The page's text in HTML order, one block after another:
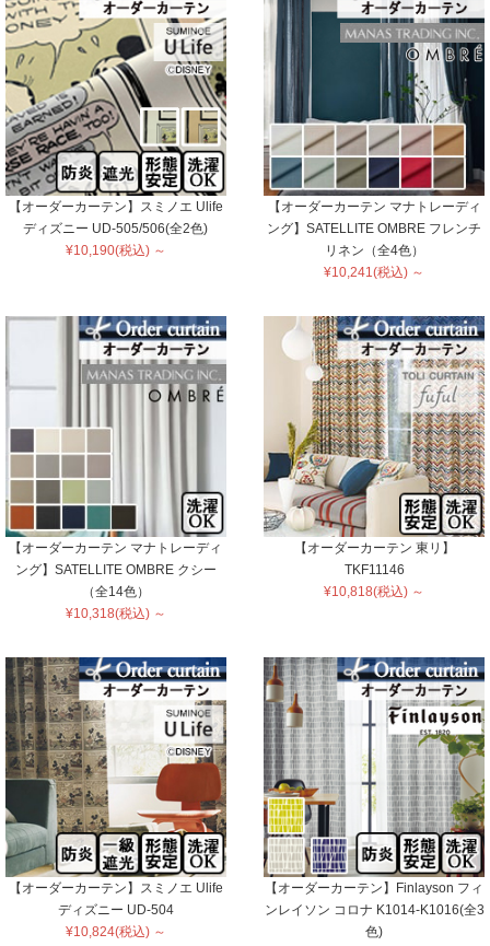
【オーダーカーテン】スミノエ Ulife
ディズニー UD-505/506(全2色)
¥10,190(税込) ～
【オーダーカーテン マナトレーディ
ング】SATELLITE OMBRE フレンチ
リネン（全4色）
¥10,241(税込) ～
【オーダーカーテン マナトレーディ
ング】SATELLITE OMBRE クシー
（全14色）
¥10,318(税込) ～
【オーダーカーテン 東リ】
TKF11146
¥10,818(税込) ～
【オーダーカーテン】スミノエ Ulife
ディズニー UD-504
¥10,824(税込) ～
【オーダーカーテン】Finlayson フィ
ンレイソン コロナ K1014-K1016(全3
色)